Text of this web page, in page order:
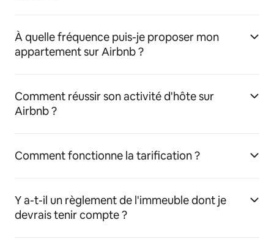
À quelle fréquence puis-je proposer mon
appartement sur Airbnb ?
Comment réussir son activité d'hôte sur
Airbnb ?
Comment fonctionne la tarification ?
Y a-t-il un règlement de l'immeuble dont je
devrais tenir compte ?